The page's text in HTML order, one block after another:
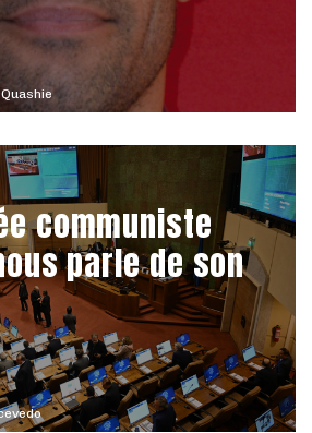
communiste
parle de son